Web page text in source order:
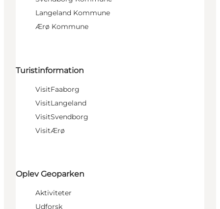
Langeland Kommune
Ærø Kommune
Turistinformation
VisitFaaborg
VisitLangeland
VisitSvendborg
VisitÆrø
Oplev Geoparken
Aktiviteter
Udforsk